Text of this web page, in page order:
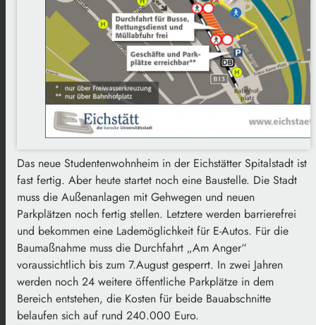
Das neue Studentenwohnheim in der Eichstätter Spitalstadt ist
fast fertig. Aber heute startet noch eine Baustelle. Die Stadt
muss die Außenanlagen mit Gehwegen und neuen
Parkplätzen noch fertig stellen. Letztere werden barrierefrei
und bekommen eine Lademöglichkeit für E-Autos. Für die
Baumaßnahme muss die Durchfahrt „Am Anger“
voraussichtlich bis zum 7.August gesperrt. In zwei Jahren
werden noch 24 weitere öffentliche Parkplätze in dem
Bereich entstehen, die Kosten für beide Bauabschnitte
belaufen sich auf rund 240.000 Euro.